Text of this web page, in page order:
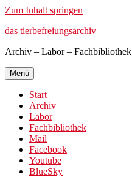
Zum Inhalt springen
das tierbefreiungsarchiv
Archiv – Labor – Fachbibliothek
Menü
Start
Archiv
Labor
Fachbibliothek
Mail
Facebook
Youtube
BlueSky